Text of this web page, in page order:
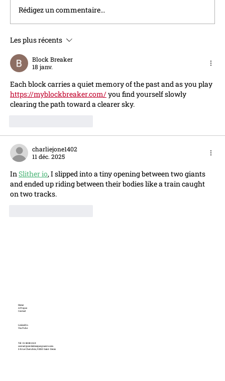
Quand une panne de Bercy profite aux
épargnants
Rédigez un commentaire...
Les plus récents
Block Breaker
18 janv.
Each block carries a quiet memory of the past and as you play
https://myblockbreaker.com/ you find yourself slowly
clearing the path toward a clearer sky.
charliejone1402
11 déc. 2025
In Slither io, I slipped into a tiny opening between two giants
and ended up riding between their bodies like a train caught
on two tracks.
Tél : 01 58 38 13 69
contact@cercledesepargnants.com
2-8 rue Cherubini, 93210 Saint-Denis
Home
A Propos
Contact
LinkedIn
YouTube